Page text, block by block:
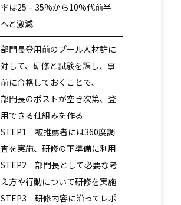
率は25 – 35%から10%代前半
へと激減
部門長登用前のプール人材群に
対して、研修と試験を課し、事
前に合格しておくことで、
部門長のポストが空き次第、登
用できる仕組みを作る
STEP1 被推薦者には360度調
査を実施、研修の下準備に利用
STEP2 部門長として必要な考
え方や行動について研修を実施
STEP3 研修内容に沿ってレポ